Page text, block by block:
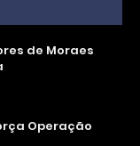
de Moraes
Operação